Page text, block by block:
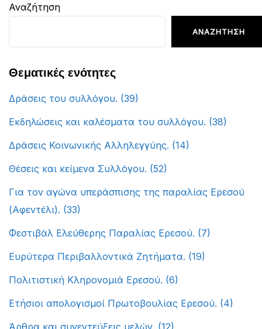
Αναζήτηση
ΑΝΑΖΉΤΗΣΗ
Θεματικές ενότητες
Δράσεις του συλλόγου. (39)
Εκδηλώσεις και καλέσματα του συλλόγου. (38)
Δράσεις Κοινωνικής Αλληλεγγύης. (14)
Θέσεις και κείμενα Συλλόγου. (52)
Για τον αγώνα υπεράσπισης της παραλίας Ερεσού
(Αφεντέλι). (33)
Φεστιβάλ Ελεύθερης Παραλίας Ερεσού. (7)
Ευρύτερα Περιβαλλοντικά Ζητήματα. (19)
Πολιτιστική Κληρονομιά Ερεσού. (6)
Ετήσιοι απολογισμοί Πρωτοβουλίας Ερεσού. (4)
Άρθρα και συνεντεύξεις μελών. (12)